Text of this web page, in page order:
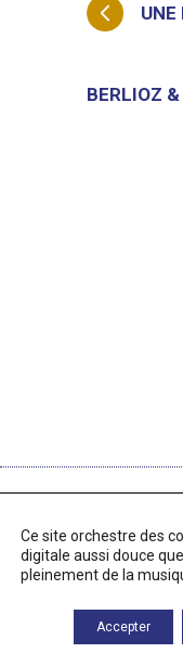
UNE
BERLIOZ
Ce site orchestre des
digitale aussi douce
pleinement de la
Accepter